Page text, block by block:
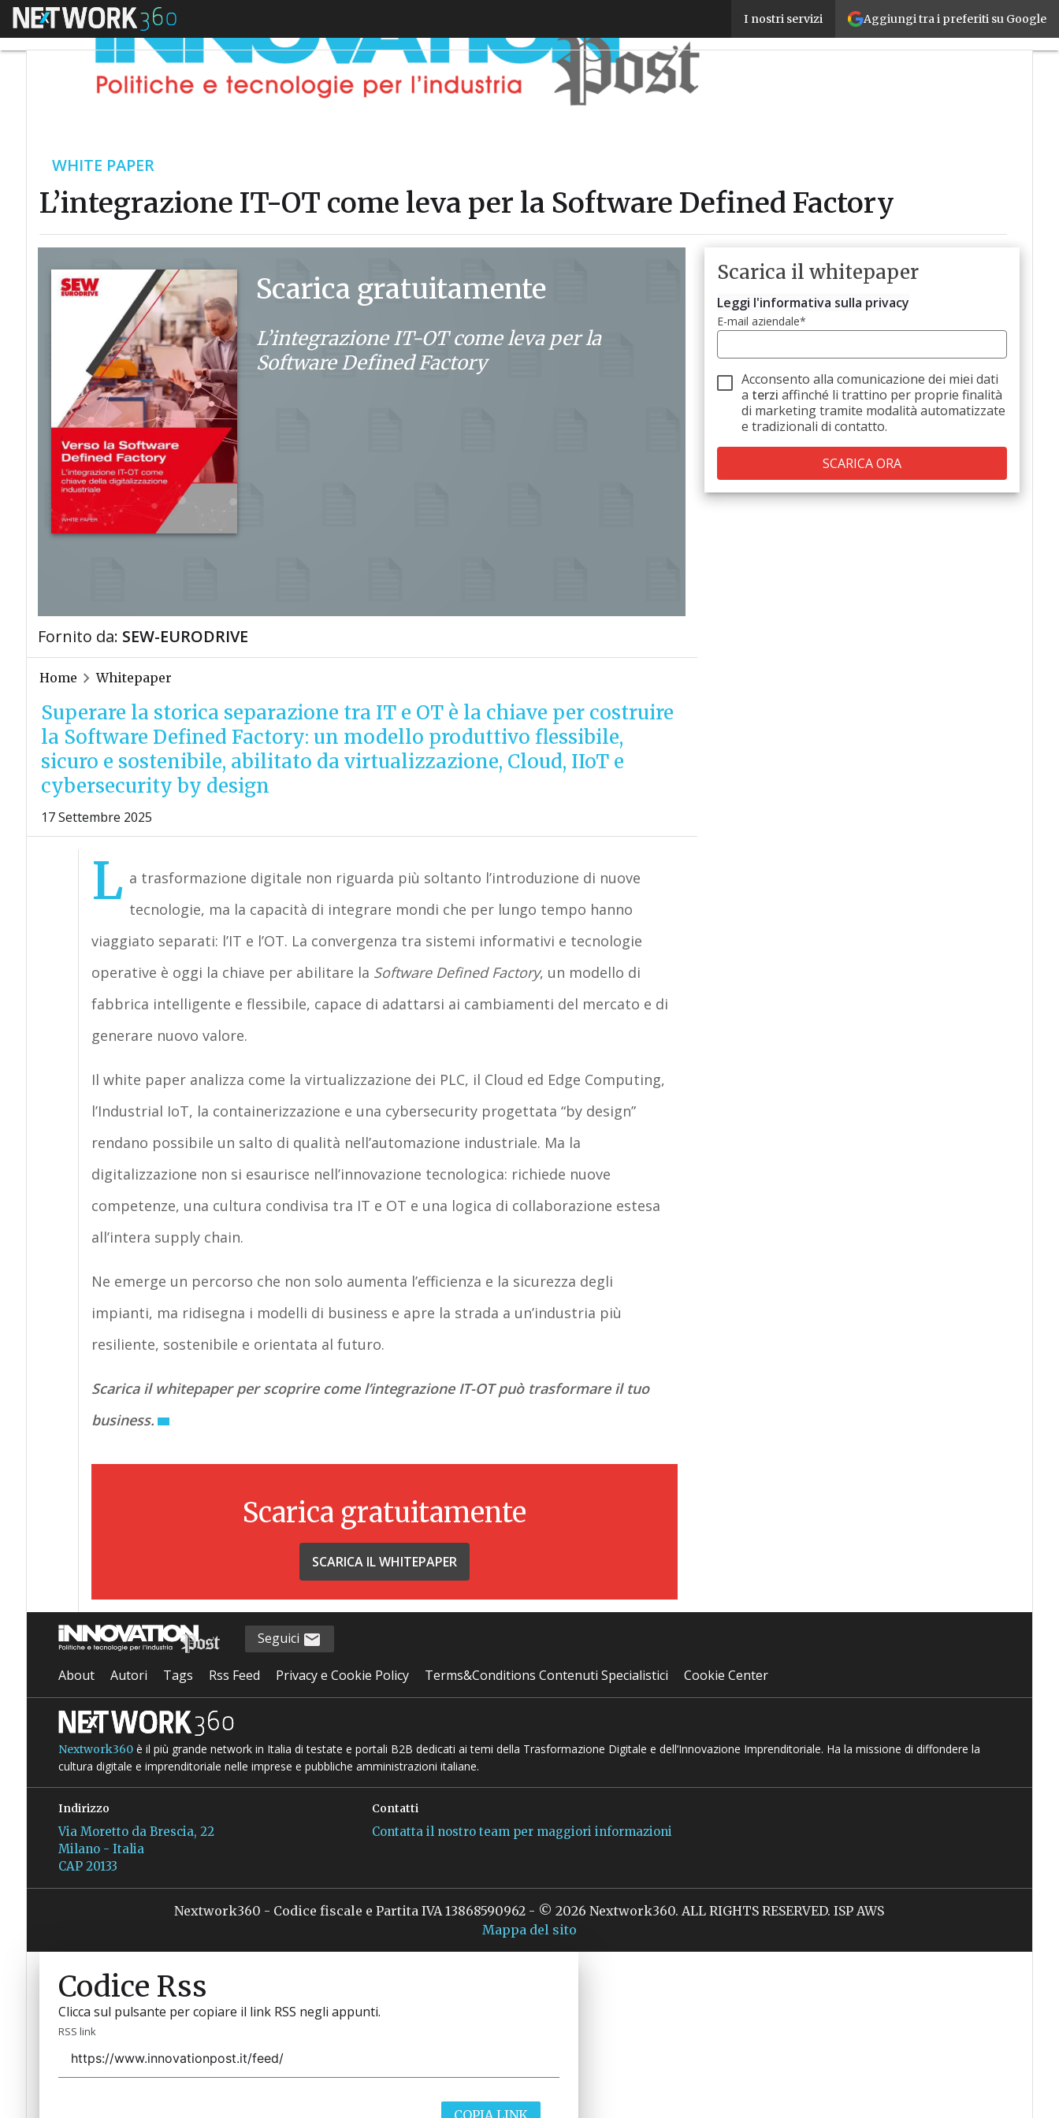
Aggiungi tra i preferiti su Google
I nostri servizi
Menu L’integrazione IT-OT come leva per la Software
WHITE PAPER
L’integrazione IT-OT come leva per la Software Defined Factory
Scarica gratuitamente
L’integrazione IT-OT come leva per la
Software Defined Factory
Fornito da: SEW-EURODRIVE
Home Whitepaper
Superare la storica separazione tra IT e OT è la chiave per costruire
la Software Defined Factory: un modello produttivo flessibile,
sicuro e sostenibile, abilitato da virtualizzazione, Cloud, IIoT e
cybersecurity by design
17 Settembre 2025
L a trasformazione digitale non riguarda più soltanto l’introduzione di nuove
tecnologie, ma la capacità di integrare mondi che per lungo tempo hanno
viaggiato separati: l’IT e l’OT. La convergenza tra sistemi informativi e tecnologie
operative è oggi la chiave per abilitare la Software Defined Factory, un modello di
fabbrica intelligente e flessibile, capace di adattarsi ai cambiamenti del mercato e di
generare nuovo valore.
Il white paper analizza come la virtualizzazione dei PLC, il Cloud ed Edge Computing,
l’Industrial IoT, la containerizzazione e una cybersecurity progettata “by design”
rendano possibile un salto di qualità nell’automazione industriale. Ma la
digitalizzazione non si esaurisce nell’innovazione tecnologica: richiede nuove
competenze, una cultura condivisa tra IT e OT e una logica di collaborazione estesa
all’intera supply chain.
Ne emerge un percorso che non solo aumenta l’efficienza e la sicurezza degli
impianti, ma ridisegna i modelli di business e apre la strada a un’industria più
resiliente, sostenibile e orientata al futuro.
Scarica il whitepaper per scoprire come l’integrazione IT-OT può trasformare il tuo
business.
Scarica gratuitamente
SCARICA IL WHITEPAPER
Scarica il whitepaper
Leggi l'informativa sulla privacy
E-mail aziendale*
Acconsento alla comunicazione dei miei dati
a terzi affinché li trattino per proprie finalità
di marketing tramite modalità automatizzate
e tradizionali di contatto.
Seguici
About Autori Tags Rss Feed Privacy e Cookie Policy Terms&Conditions Contenuti Specialistici Cookie Center
Nextwork360è il più grande network in Italia di testate e portali B2B dedicati ai temi della Trasformazione Digitale e dell’Innovazione Imprenditoriale. Ha la missione di diffondere la
cultura digitale e imprenditoriale nelle imprese e pubbliche amministrazioni italiane.
Indirizzo
Via Moretto da Brescia, 22
Milano - Italia
CAP 20133
Contatti
Contatta il nostro team per maggiori informazioni
Nextwork360 - Codice fiscale e Partita IVA 13868590962 - © 2026 Nextwork360. ALL RIGHTS RESERVED. ISP AWS
Mappa del sito
Codice Rss
Clicca sul pulsante per copiare il link RSS negli appunti.
RSS link
COPIA LINK